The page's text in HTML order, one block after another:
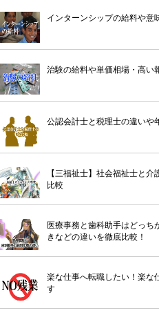
インターンシップの給料や意
治験の給料や単価相場・高い
公認会計士と税理士の違いや
【三福祉士】社会福祉士と
比較
医療事務と歯科助手はどっち
きなどの違いを徹底比較！
楽な仕事へ転職したい！楽な
す